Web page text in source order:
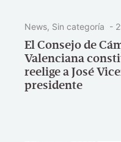
News, Sin categoría -
El Consejo de
Valenciana
reelige a José
presidente